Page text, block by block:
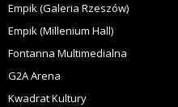
Empik (Galeria Rzeszów)
Empik (Millenium Hall)
Fontanna Multimedialna
G2A Arena
Kwadrat Kultury